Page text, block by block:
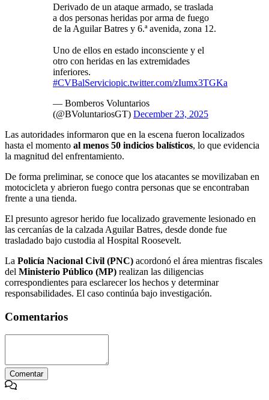
Derivado de un ataque armado, se traslada
a dos personas heridas por arma de fuego
de la Aguilar Batres y 6.ª avenida, zona 12.
Uno de ellos en estado inconsciente y el
otro con heridas en las extremidades
inferiores.
#CVBalServiciopic.twitter.com/zIumx3TGKa
— Bomberos Voluntarios
(@BVoluntariosGT) December 23, 2025
Las autoridades informaron que en la escena fueron localizados
hasta el momento al menos 50 indicios balísticos, lo que evidencia
la magnitud del enfrentamiento.
De forma preliminar, se conoce que los atacantes se movilizaban en
motocicleta y abrieron fuego contra personas que se encontraban
frente a una tienda.
El presunto agresor herido fue localizado gravemente lesionado en
las cercanías de la calzada Aguilar Batres, desde donde fue
trasladado bajo custodia al Hospital Roosevelt.
La Policía Nacional Civil (PNC) acordonó el área mientras fiscales
del Ministerio Público (MP) realizan las diligencias
correspondientes para esclarecer los hechos y determinar
responsabilidades. El caso continúa bajo investigación.
Comentarios
Comentar